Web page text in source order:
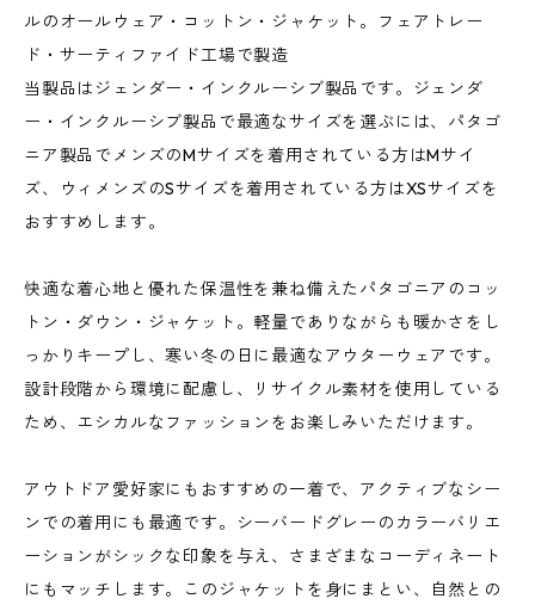
ルのオールウェア・コットン・ジャケット。フェアトレー
ド・サーティファイド工場で製造
当製品はジェンダー・インクルーシブ製品です。ジェンダ
ー・インクルーシブ製品で最適なサイズを選ぶには、パタゴ
ニア製品でメンズのMサイズを着用されている方はMサイ
ズ、ウィメンズのSサイズを着用されている方はXSサイズを
おすすめします。
快適な着心地と優れた保温性を兼ね備えたパタゴニアのコッ
トン・ダウン・ジャケット。軽量でありながらも暖かさをし
っかりキープし、寒い冬の日に最適なアウターウェアです。
設計段階から環境に配慮し、リサイクル素材を使用している
ため、エシカルなファッションをお楽しみいただけます。
アウトドア愛好家にもおすすめの一着で、アクティブなシー
ンでの着用にも最適です。シーバードグレーのカラーバリエ
ーションがシックな印象を与え、さまざまなコーディネート
にもマッチします。このジャケットを身にまとい、自然との